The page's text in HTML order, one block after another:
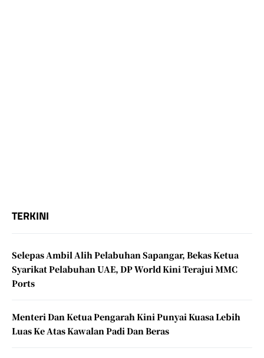
TERKINI
Selepas Ambil Alih Pelabuhan Sapangar, Bekas Ketua
Syarikat Pelabuhan UAE, DP World Kini Terajui MMC
Ports
Menteri Dan Ketua Pengarah Kini Punyai Kuasa Lebih
Luas Ke Atas Kawalan Padi Dan Beras